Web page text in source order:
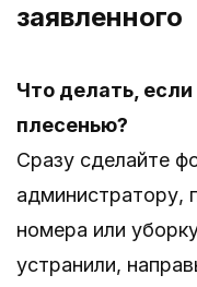
заявленного
Что делать,
плесенью?
Сразу сделайте
администратору,
номера или
устранили,